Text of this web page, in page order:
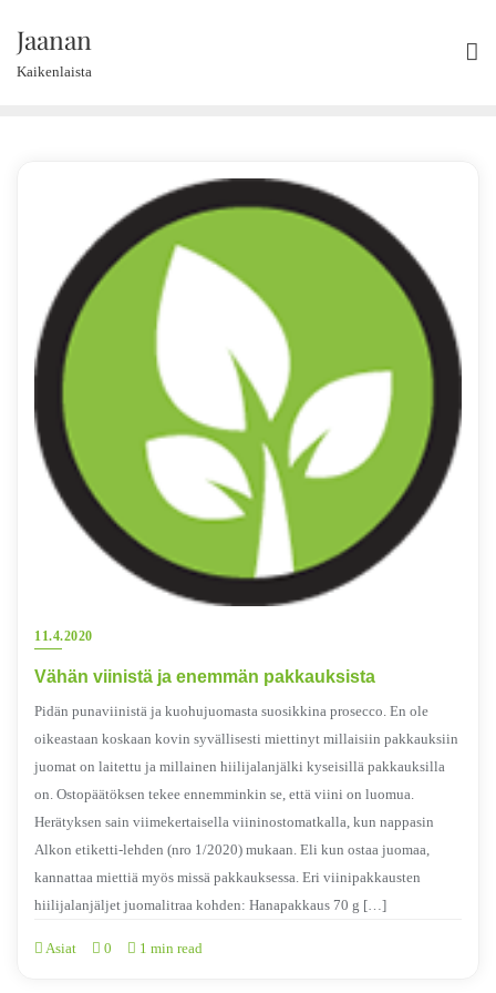
content
Jaanan
Kaikenlaista
11.4.2020
Vähän viinistä ja enemmän pakkauksista
Pidän punaviinistä ja kuohujuomasta suosikkina prosecco. En ole
oikeastaan koskaan kovin syvällisesti miettinyt millaisiin pakkauksiin
juomat on laitettu ja millainen hiilijalanjälki kyseisillä pakkauksilla
on. Ostopäätöksen tekee ennemminkin se, että viini on luomua.
Herätyksen sain viimekertaisella viininostomatkalla, kun nappasin
Alkon etiketti-lehden (nro 1/2020) mukaan. Eli kun ostaa juomaa,
kannattaa miettiä myös missä pakkauksessa. Eri viinipakkausten
hiilijalanjäljet juomalitraa kohden: Hanapakkaus 70 g […]
Asiat 0 1 min read